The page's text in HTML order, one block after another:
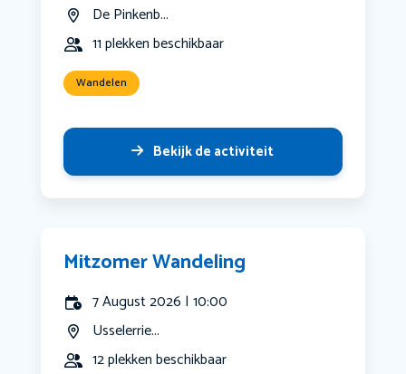
De Pinkenb...
11 plekken beschikbaar
Wandelen
Bekijk de activiteit
Mitzomer Wandeling
7 August 2026 | 10:00
Usselerrie...
12 plekken beschikbaar